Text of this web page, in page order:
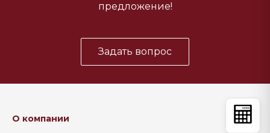
предложение!
Задать вопрос
О компании